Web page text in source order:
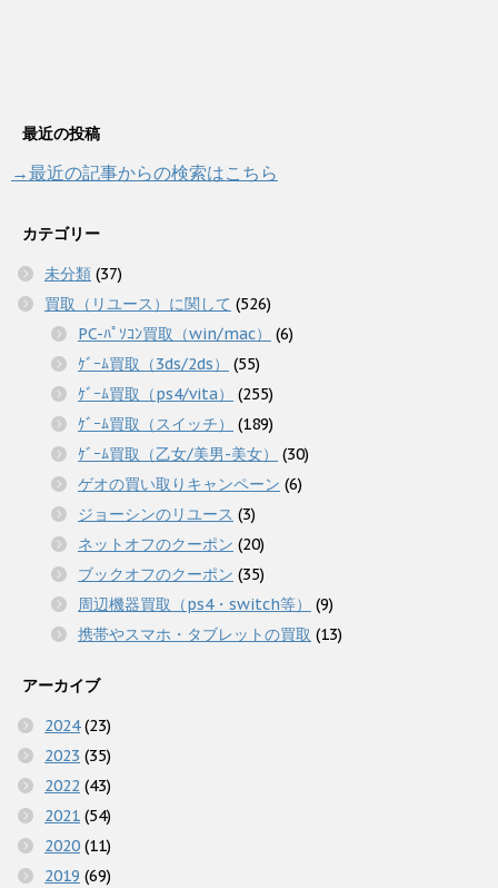
最近の投稿
→最近の記事からの検索はこちら
カテゴリー
未分類 (37)
買取（リユース）に関して (526)
PC-ﾊﾟｿｺﾝ買取（win/mac）
(6)
ｹﾞｰﾑ買取（3ds/2ds）
(55)
ｹﾞｰﾑ買取（ps4/vita）
(255)
ｹﾞｰﾑ買取（スイッチ）
(189)
ｹﾞｰﾑ買取（乙女/美男-美女）
(30)
ゲオの買い取りキャンペーン (6)
ジョーシンのリユース (3)
ネットオフのクーポン (20)
ブックオフのクーポン (35)
周辺機器買取（ps4・switch等）
(9)
携帯やスマホ・タブレットの買取 (13)
アーカイブ
2024(23)
2023 (35)
2022 (43)
2021 (54)
2020 (11)
2019 (69)